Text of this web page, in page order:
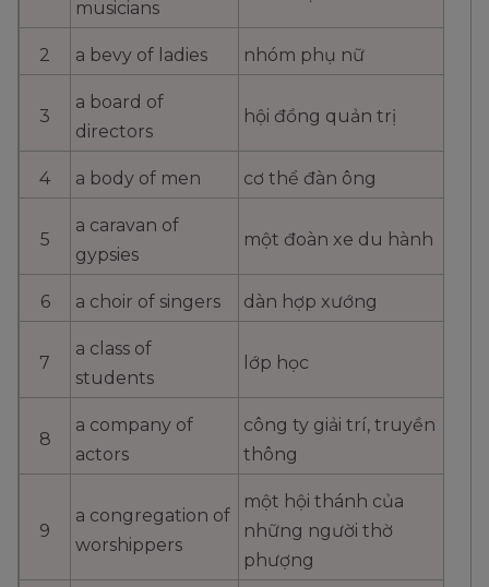
119 hand
head
forehead
123 ear tai
125 nose mũi
tooth
128 lip môi
musicians
2 a bevy of ladies nhóm phụ nữ
3
a board of
directors
hội đồng quản trị
4 a body of men cơ thể đàn ông
5
a caravan of
gypsies
một đoàn xe du hành
6 a choir of singers dàn hợp xướng
7
a class of
students
lớp học
8
a company of
actors
công ty giải trí, truyền
thông
9
a congregation of
worshippers
một hội thánh của
những người thờ
phượng